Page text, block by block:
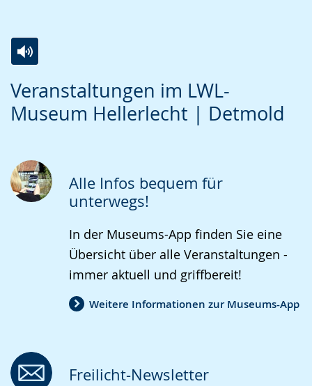
Veranstaltungen im LWL-
Museum Hellerlecht | Detmold
Leichten
Sprache
Audio-
Unterstützung.
Video
in
wird
angezeigt.
Alle Infos bequem für
unterwegs!
In der Museums-App finden Sie eine
Übersicht über alle Veranstaltungen -
immer aktuell und griffbereit!
Weitere Informationen zur Museums-App
Freilicht-Newsletter